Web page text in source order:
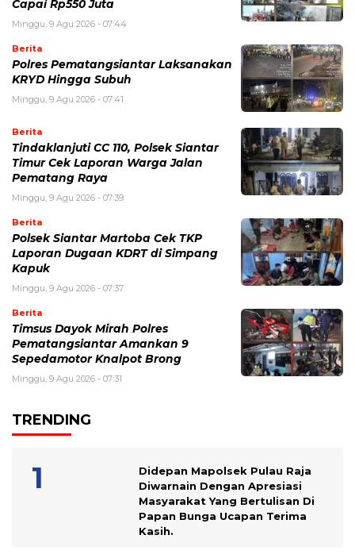
Capai Rp550 Juta
Minggu, 9 Agu 2026 - 07:44
Berita
Polres Pematangsiantar Laksanakan
KRYD Hingga Subuh
Minggu, 9 Agu 2026 - 07:41
Berita
Tindaklanjuti CC 110, Polsek Siantar
Timur Cek Laporan Warga Jalan
Pematang Raya
Minggu, 9 Agu 2026 - 07:39
Berita
Polsek Siantar Martoba Cek TKP
Laporan Dugaan KDRT di Simpang
Kapuk
Minggu, 9 Agu 2026 - 07:37
Berita
Timsus Dayok Mirah Polres
Pematangsiantar Amankan 9
Sepedamotor Knalpot Brong
Minggu, 9 Agu 2026 - 07:31
TRENDING
Didepan Mapolsek Pulau Raja
Diwarnain Dengan Apresiasi
Masyarakat Yang Bertulisan Di
Papan Bunga Ucapan Terima
Kasih.